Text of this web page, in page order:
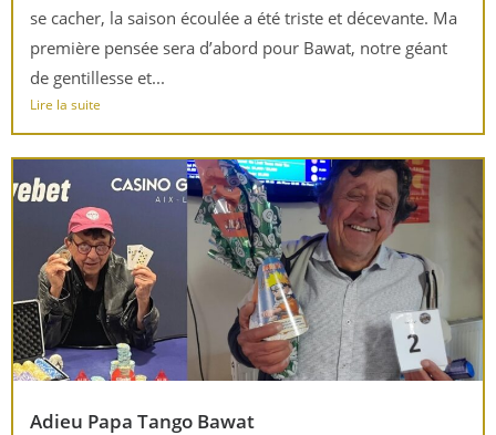
se cacher, la saison écoulée a été triste et décevante. Ma
première pensée sera d’abord pour Bawat, notre géant
de gentillesse et...
Lire la suite
Adieu Papa Tango Bawat